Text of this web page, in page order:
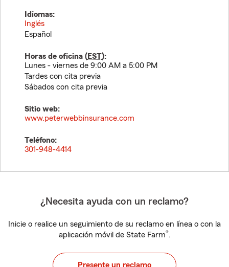
Idiomas:
Inglés
Español
Horas de oficina (EST):
Lunes - viernes de 9:00 AM a 5:00 PM
Tardes con cita previa
Sábados con cita previa
Sitio web:
www.peterwebbinsurance.com
Teléfono:
301-948-4414
¿Necesita ayuda con un reclamo?
Inicie o realice un seguimiento de su reclamo en línea o con la
aplicación móvil de State Farm®.
Presente un reclamo